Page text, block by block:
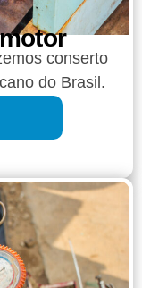
conserto
do Brasil.